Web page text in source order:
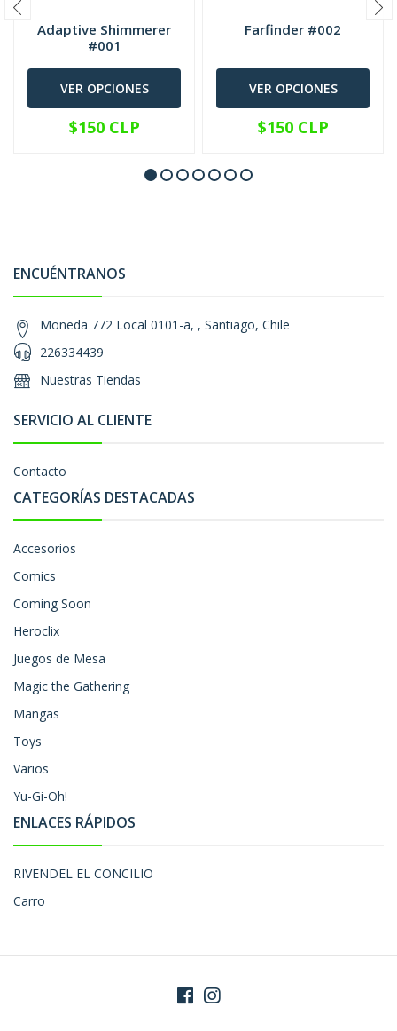
Adaptive Shimmerer
#001
VER OPCIONES
$150 CLP
Farfinder #002
VER OPCIONES
$150 CLP
ENCUÉNTRANOS
Moneda 772 Local 0101-a, , Santiago, Chile
226334439
Nuestras Tiendas
SERVICIO AL CLIENTE
Contacto
CATEGORÍAS DESTACADAS
Accesorios
Comics
Coming Soon
Heroclix
Juegos de Mesa
Magic the Gathering
Mangas
Toys
Varios
Yu-Gi-Oh!
ENLACES RÁPIDOS
RIVENDEL EL CONCILIO
Carro